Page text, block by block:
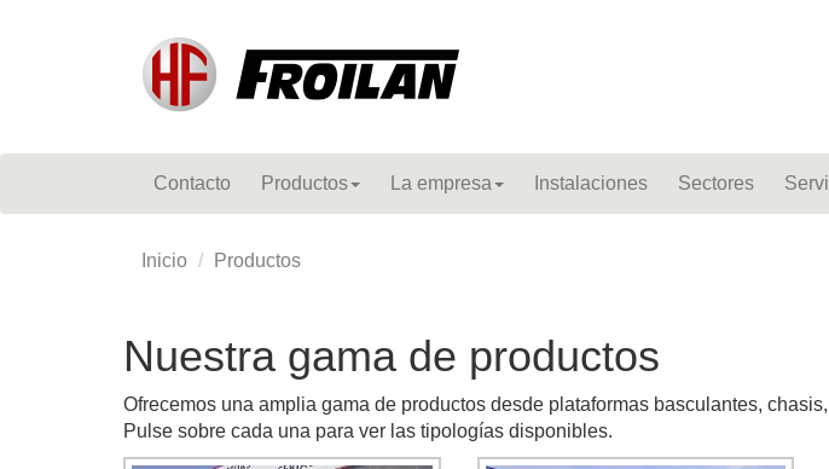
Contacto Productos La empresa Instalaciones Sectores
Inicio Productos
Nuestra gama de productos
Ofrecemos una amplia gama de productos desde plataformas basculantes,
Pulse sobre cada una para ver las tipologías disponibles.